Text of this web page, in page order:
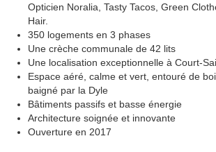
Opticien Noralia, Tasty Tacos, Green
Hair.
350 logements en 3 phases
Une crèche communale de 42 lits
Une localisation exceptionnelle à Court-
Espace aéré, calme et vert, entouré de
baigné par la Dyle
Bâtiments passifs et basse énergie
Architecture soignée et innovante
Ouverture en 2017